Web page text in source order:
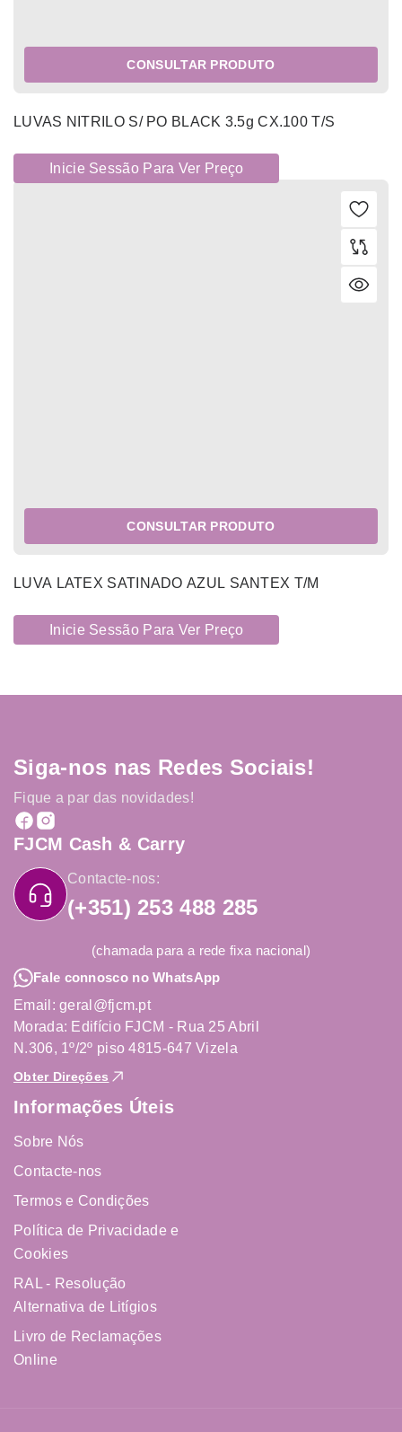
CONSULTAR PRODUTO
LUVAS NITRILO S/ PO BLACK 3.5g CX.100 T/S
Inicie Sessão Para Ver Preço
CONSULTAR PRODUTO
LUVA LATEX SATINADO AZUL SANTEX T/M
Inicie Sessão Para Ver Preço
Siga-nos nas Redes Sociais!
Fique a par das novidades!
FJCM Cash & Carry
Contacte-nos:
(+351) 253 488 285
(chamada para a rede fixa nacional)
Fale connosco no WhatsApp
Email: geral@fjcm.pt
Morada: Edifício FJCM - Rua 25 Abril
N.306, 1º/2º piso 4815-647 Vizela
Obter Direções
Informações Úteis
Sobre Nós
Contacte-nos
Termos e Condições
Política de Privacidade e
Cookies
RAL - Resolução
Alternativa de Litígios
Livro de Reclamações
Online